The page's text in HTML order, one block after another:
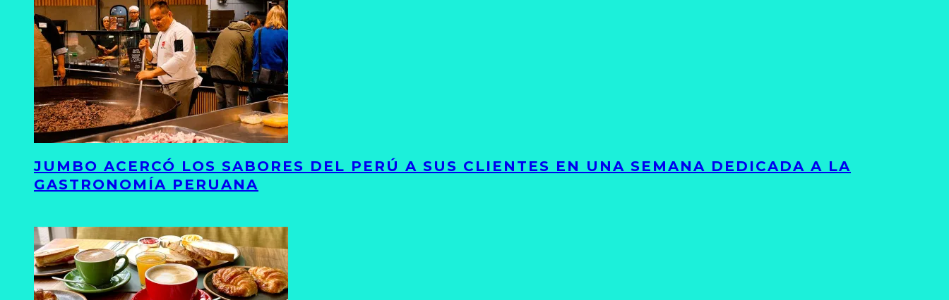
JUMBO ACERCÓ LOS SABORES DEL PERÚ A SUS CLIENTES EN UNA SEMANA DEDICADA A LA
GASTRONOMÍA PERUANA